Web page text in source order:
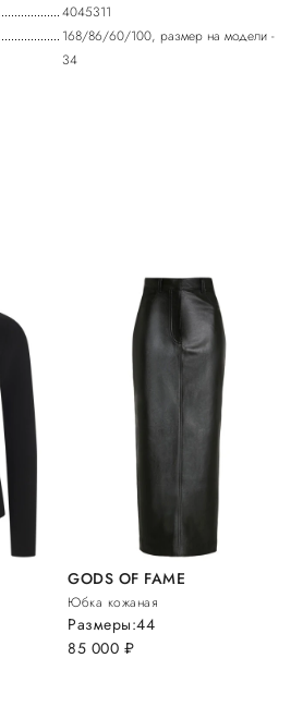
4045311
168/86/60/100, размер на модели -
34
GODS OF FAME
Юбка кожаная
85 000 руб.
Размеры:44